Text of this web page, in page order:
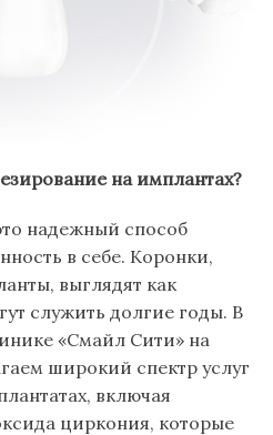
на имплантах?
надежный способ
в себе. Коронки,
выглядят как
служить долгие годы. В
«Смайл Сити» на
широкий спектр услуг
включая
циркония, которые